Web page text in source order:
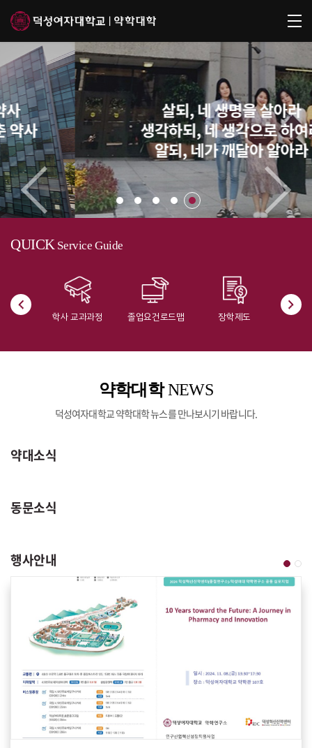
QUICKService Guide
시판 학사 교과과정 졸업요건로드맵 장학제도 교
약학대학NEWS
덕성여자대학교 약학대학 뉴스를 만나보시기 바랍니다.
약대소식
동문소식
행사안내